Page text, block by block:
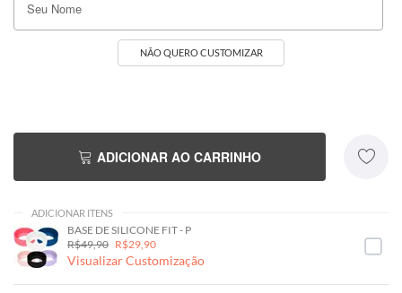
NÃO QUERO CUSTOMIZAR
ADICIONAR AO CARRINHO
ADICIONAR ITENS
BASE DE SILICONE FIT - P
R$49,90 R$29,90
Visualizar Customização